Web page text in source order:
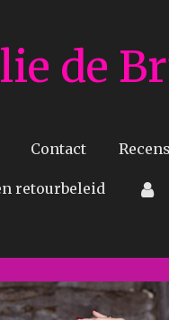
de
Contact
retourbeleid